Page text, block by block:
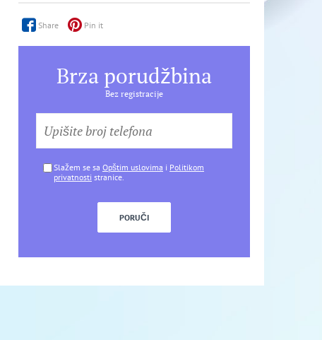
Share Pin it
Brza porudžbina
Bez registracije
Slažem se sa Opštim uslovima i Politikom
privatnosti stranice.